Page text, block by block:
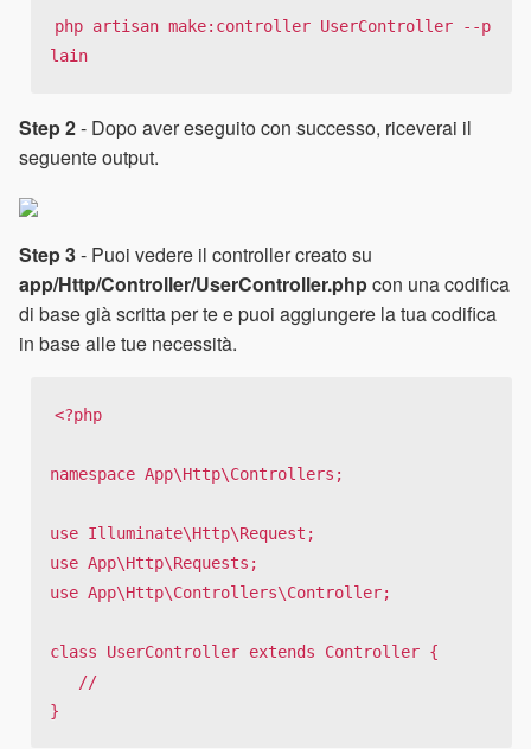
php artisan make:controller UserController --p
lain
Step 2- Dopo aver eseguito con successo, riceverai il
seguente output.
Step 3- Puoi vedere il controller creato su
app/Http/Controller/UserController.phpcon una codifica
di base già scritta per te e puoi aggiungere la tua codifica
in base alle tue necessità.
<?php
namespace App\Http\Controllers;
use Illuminate\Http\Request;
use App\Http\Requests;
use App\Http\Controllers\Controller;
class UserController extends Controller {
}